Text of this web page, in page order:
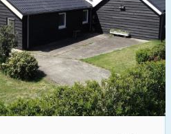
900 +
1000 +
1000 +
im Park 1300 +